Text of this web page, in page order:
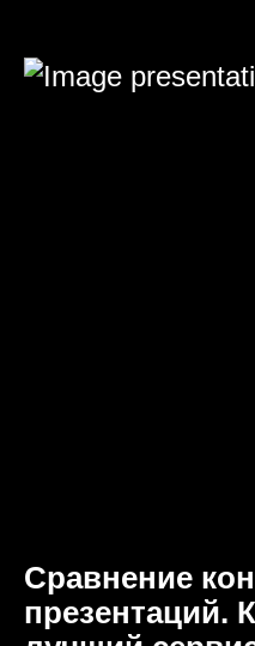
Сравнение
презентаций.